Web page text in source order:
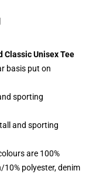
Classic Unisex Tee
basis put on
sporting
and sporting
are 100%
polyester, denim